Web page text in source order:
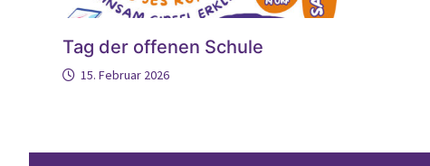
Tag der offenen Schule
15. Februar 2026